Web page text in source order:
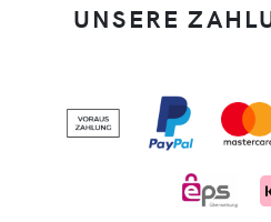
UNSERE